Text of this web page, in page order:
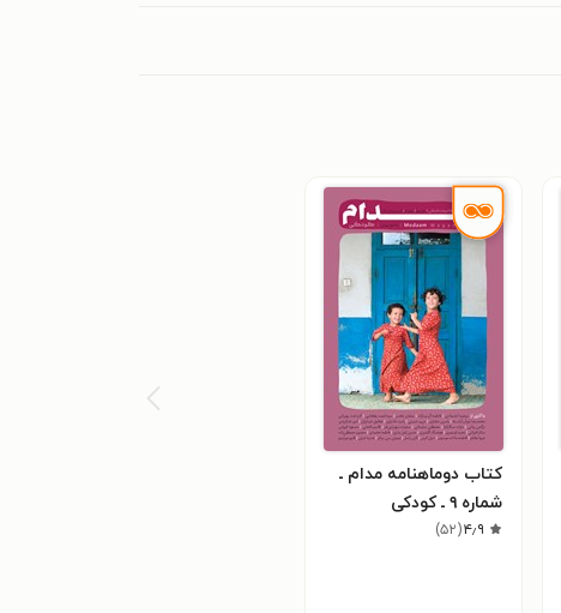
کتاب دوماهنامه مدام ـ
شماره ۹ ـ کودکی
۴٫۹(۵۲)